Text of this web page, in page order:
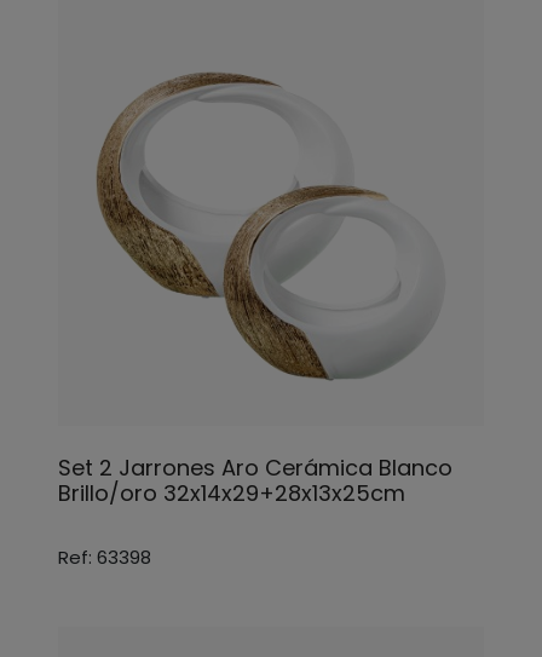
Set 2 Jarrones Aro Cerámica Blanco
Brillo/oro 32x14x29+28x13x25cm
Ref: 63398